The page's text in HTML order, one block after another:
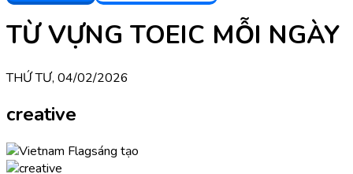
TỪ VỰNG TOEIC MỖI NGÀY
THỨ TƯ, 04/02/2026
creative
sáng tạo